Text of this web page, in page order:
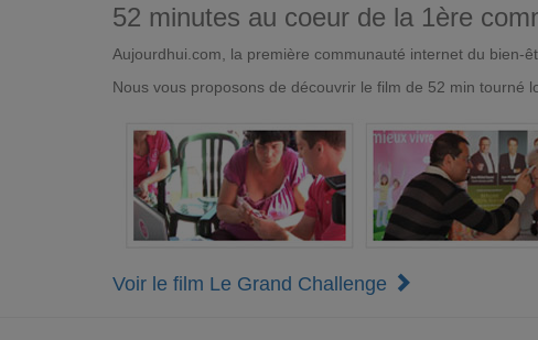
52 minutes au coeur de la 1ère
Aujourdhui.com, la première communauté internet du bien-
Nous vous proposons de découvrir le film de 52 min tourné
Voir le film Le Grand Challenge